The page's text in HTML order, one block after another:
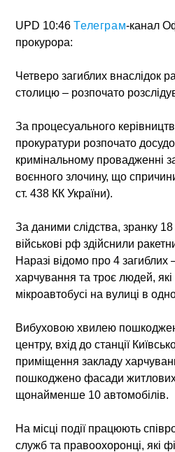
UPD 10:46Телеграм-канал
прокурора:
Четверо загиблих внаслідок
столицю – розпочато
За процесуального
прокуратури розпочато
кримінальному провадженні
воєнного злочину, що
ст. 438 КК України).
За даними слідства, зранку 18
військові рф здійснили
Наразі відомо про 4 загиблих
харчування та троє людей,
мікроавтобусі на вулиці в
Вибуховою хвилею
центру, вхід до станції
приміщення закладу
пошкоджено фасади житлових
щонайменше 10 автомобілів.
На місці події працюють
служб та правоохоронці, які